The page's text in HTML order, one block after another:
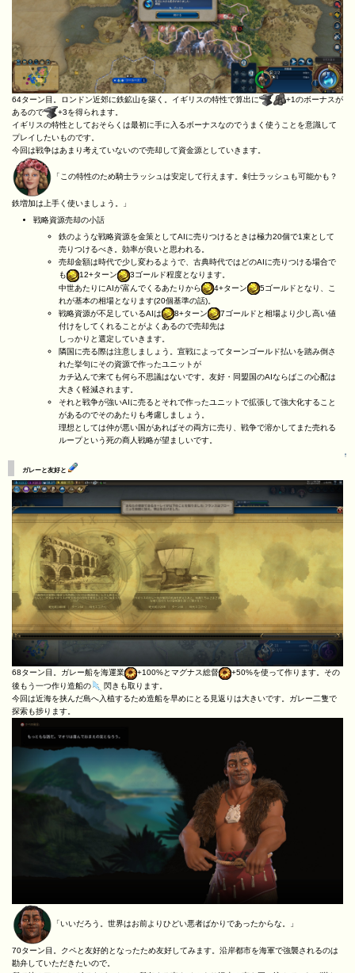
64ターン目。ロンドン近郊に鉄鉱山を築く。イギリスの特性で算出に
+1のボーナスが
あるので
+3を得られます。
イギリスの特性としておそらくは最初に手に入るボーナスなのでうまく使うことを意識して
プレイしたいものです。
今回は戦争はあまり考えていないので売却して資金源としていきます。
「この特性のため騎士ラッシュは安定して行えます。剣士ラッシュも可能かも？
鉄増加は上手く使いましょう。」
戦略資源売却の小話
鉄のような戦略資源を金策としてAIに売りつけるときは極力20個で1束として
売りつけるべき。効率が良いと思われる。
売却金額は時代で少し変わるようで、古典時代ではどのAIに売りつける場合で
も
12+ターン
3ゴールド程度となります。
中世あたりにAIが富んでくるあたりから
4+ターン
5ゴールドとなり、こ
れが基本の相場となります(20個基準の話)。
戦略資源が不足しているAIは
8+ターン
7ゴールドと相場より少し高い値
付けをしてくれることがよくあるので売却先は
しっかりと選定していきます。
隣国に売る際は注意しましょう。宣戦によってターンゴールド払いを踏み倒さ
れた挙句にその資源で作ったユニットが
カチ込んで来ても何ら不思議はないです。友好・同盟国のAIならばこの心配は
大きく軽減されます。
それと戦争が強いAIに売るとそれで作ったユニットで拡張して強大化すること
があるのでそのあたりも考慮しましょう。
理想としては仲が悪い国があればその両方に売り、戦争で溶かしてまた売れる
ループという死の商人戦略が望ましいです。
↑
ガレーと友好と
68ターン目。ガレー船を海運業 +100%とマグナス総督
+50%を使って作ります。その
後もう一つ作り造船の
閃きも取ります。
今回は近海を挟んだ島へ入植するため造船を早めにとる見返りは大きいです。ガレー二隻で
探索も捗ります。
「いいだろう。世界はお前よりひどい悪者ばかりであったからな。」
70ターン目。クペと友好的となったため友好してみます。沿岸都市を海軍で強襲されるのは
勘弁していただきたいので。